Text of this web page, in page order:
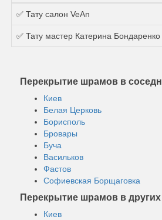
✅ Тату салон VeAn
✅ Тату мастер Катерина Бондаренко
Перекрытие шрамов в
Киев
Белая Церковь
Борисполь
Бровары
Буча
Васильков
Фастов
Софиевская Борщаговка
Перекрытие шрамов в других
Киев